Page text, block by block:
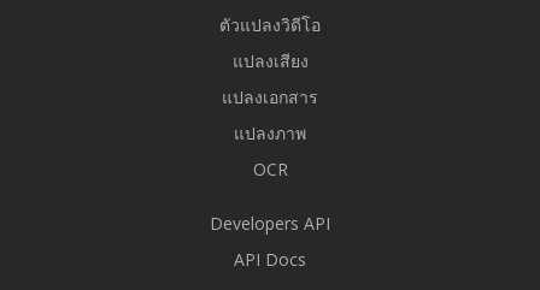
ตัวแปลงวิดีโอ
แปลงเสียง
แปลงเอกสาร
แปลงภาพ
OCR
Developers API
API Docs